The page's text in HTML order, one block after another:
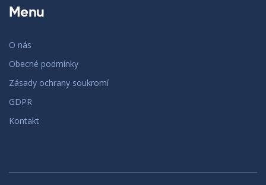
Menu
O nás
Obecné podmínky
Zásady ochrany soukromí
GDPR
Kontakt